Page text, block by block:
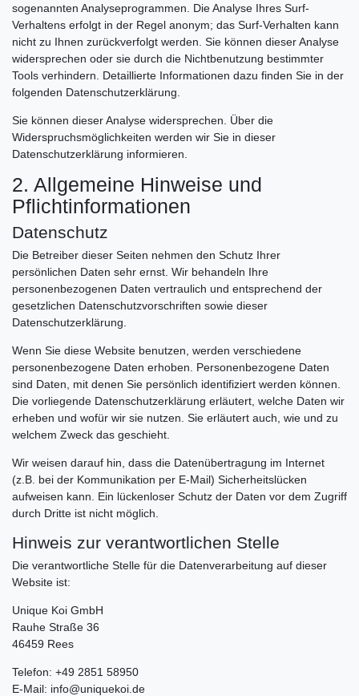
sogenannten Analyseprogrammen. Die Analyse Ihres Surf-
Verhaltens erfolgt in der Regel anonym; das Surf-Verhalten kann
nicht zu Ihnen zurückverfolgt werden. Sie können dieser Analyse
widersprechen oder sie durch die Nichtbenutzung bestimmter
Tools verhindern. Detaillierte Informationen dazu finden Sie in der
folgenden Datenschutzerklärung.
Sie können dieser Analyse widersprechen. Über die
Widerspruchsmöglichkeiten werden wir Sie in dieser
Datenschutzerklärung informieren.
2. Allgemeine Hinweise und
Pflichtinformationen
Datenschutz
Die Betreiber dieser Seiten nehmen den Schutz Ihrer
persönlichen Daten sehr ernst. Wir behandeln Ihre
personenbezogenen Daten vertraulich und entsprechend der
gesetzlichen Datenschutzvorschriften sowie dieser
Datenschutzerklärung.
Wenn Sie diese Website benutzen, werden verschiedene
personenbezogene Daten erhoben. Personenbezogene Daten
sind Daten, mit denen Sie persönlich identifiziert werden können.
Die vorliegende Datenschutzerklärung erläutert, welche Daten wir
erheben und wofür wir sie nutzen. Sie erläutert auch, wie und zu
welchem Zweck das geschieht.
Wir weisen darauf hin, dass die Datenübertragung im Internet
(z.B. bei der Kommunikation per E-Mail) Sicherheitslücken
aufweisen kann. Ein lückenloser Schutz der Daten vor dem Zugriff
durch Dritte ist nicht möglich.
Hinweis zur verantwortlichen Stelle
Die verantwortliche Stelle für die Datenverarbeitung auf dieser
Website ist:
Unique Koi GmbH
Rauhe Straße 36
46459 Rees
Telefon: +49 2851 58950
E-Mail: info@uniquekoi.de